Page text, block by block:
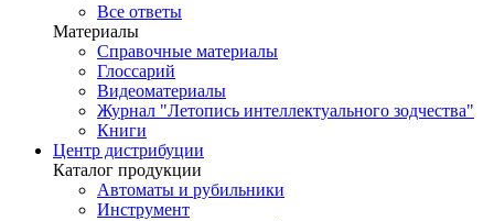
Все ответы
Материалы
Справочные материалы
Глоссарий
Видеоматериалы
Журнал "Летопись интеллектуального зодчества"
Книги
Центр дистрибуции
Каталог продукции
Автоматы и рубильники
Инструмент